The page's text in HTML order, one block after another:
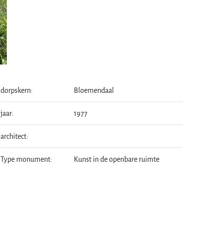
dorpskern: Bloemendaal
jaar: 1977
architect:
Type monument: Kunst in de openbare ruimte